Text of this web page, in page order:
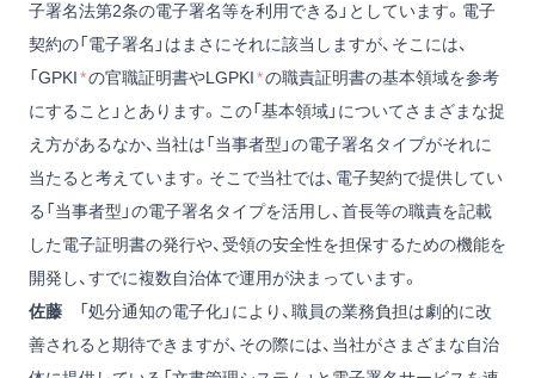
子署名法第2条の電子署名等を利用できる」としています。電子
契約の「電子署名」はまさにそれに該当しますが、そこには、
「GPKI*の官職証明書やLGPKI*の職責証明書の基本領域を参考
にすること」とあります。この「基本領域」についてさまざまな捉
え方があるなか、当社は「当事者型」の電子署名タイプがそれに
当たると考えています。そこで当社では、電子契約で提供してい
る「当事者型」の電子署名タイプを活用し、首長等の職責を記載
した電子証明書の発行や、受領の安全性を担保するための機能を
開発し、すでに複数自治体で運用が決まっています。
佐藤 「処分通知の電子化」により、職員の業務負担は劇的に改
善されると期待できますが、その際には、当社がさまざまな自治